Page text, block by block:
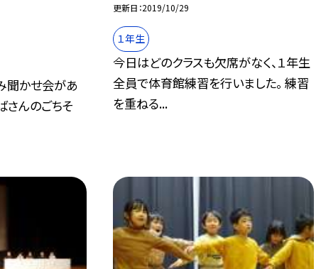
聞かせ会があ
さんのごちそ
更新日 2019/10/29
１年生
今日はどのクラスも欠席がなく、１年生
全員で体育館練習を行いました。 練習
を重ねる...